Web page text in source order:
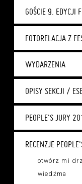
GOŚCIE 9. EDYCJI
FOTORELACJA Z
WYDARZENIA
OPISY SEKCJI /
PEOPLE'S JURY
RECENZJE
otwórz mi
wiedźma